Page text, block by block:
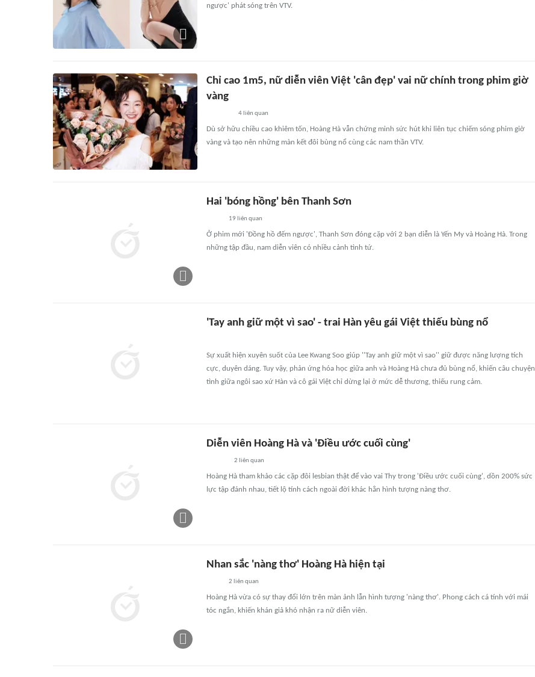
ngược' phát sóng trên VTV.
Chỉ cao 1m5, nữ diễn viên Việt 'cân đẹp' vai nữ chính trong phim giờ
vàng
4liên quan
Dù sở hữu chiều cao khiêm tốn, Hoàng Hà vẫn chứng minh sức hút khi liên tục chiếm sóng phim giờ
vàng và tạo nên những màn kết đôi bùng nổ cùng các nam thần VTV.
Hai 'bóng hồng' bên Thanh Sơn
19 liên quan
Ở phim mới 'Đồng hồ đếm ngược', Thanh Sơn đóng cặp với 2 bạn diễn là Yến My và Hoàng Hà. Trong
những tập đầu, nam diễn viên có nhiều cảnh tình tứ.
'Tay anh giữ một vì sao' - trai Hàn yêu gái Việt thiếu bùng nổ
Sự xuất hiện xuyên suốt của Lee Kwang Soo giúp ''Tay anh giữ một vì sao'' giữ được năng lượng tích
cực, duyên dáng. Tuy vậy, phản ứng hóa học giữa anh và Hoàng Hà chưa đủ bùng nổ, khiến câu chuyện
tình giữa ngôi sao xứ Hàn và cô gái Việt chỉ dừng lại ở mức dễ thương, thiếu rung cảm.
Diễn viên Hoàng Hà và 'Điều ước cuối cùng'
2 liên quan
Hoàng Hà tham khảo các cặp đôi lesbian thật để vào vai Thy trong 'Điều ước cuối cùng', dồn 200% sức
lực tập đánh nhau, tiết lộ tính cách ngoài đời khác hẳn hình tượng nàng thơ.
Nhan sắc 'nàng thơ' Hoàng Hà hiện tại
2 liên quan
Hoàng Hà vừa có sự thay đổi lớn trên màn ảnh lẫn hình tượng 'nàng thơ'. Phong cách cá tính với mái
tóc ngắn, khiến khán giả khó nhận ra nữ diễn viên.